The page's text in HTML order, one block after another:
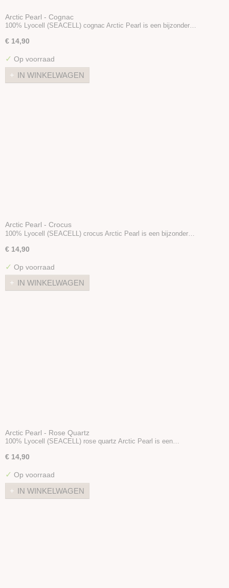
Arctic Pearl - Cognac
100% Lyocell (SEACELL) cognac Arctic Pearl is een bijzonder…
€ 14,90
✓ Op voorraad
IN WINKELWAGEN
Arctic Pearl - Crocus
100% Lyocell (SEACELL) crocus Arctic Pearl is een bijzonder…
€ 14,90
✓ Op voorraad
IN WINKELWAGEN
Arctic Pearl - Rose Quartz
100% Lyocell (SEACELL) rose quartz Arctic Pearl is een…
€ 14,90
✓ Op voorraad
IN WINKELWAGEN